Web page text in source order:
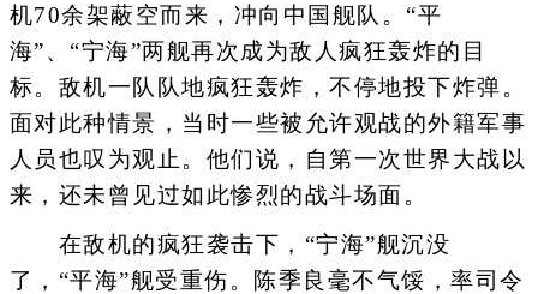
机70余架蔽空而来，冲向中国舰队。“平
海”、“宁海”两舰再次成为敌人疯狂轰炸的目
标。敌机一队队地疯狂轰炸，不停地投下炸弹。
面对此种情景，当时一些被允许观战的外籍军事
人员也叹为观止。他们说，自第一次世界大战以
来，还未曾见过如此惨烈的战斗场面。
在敌机的疯狂袭击下，“宁海”舰沉没
了，“平海”舰受重伤。陈季良毫不气馁，率司令